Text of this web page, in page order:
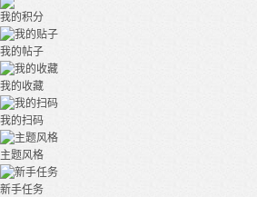
我的积分
我的帖子
我的收藏
我的扫码
主题风格
新手任务